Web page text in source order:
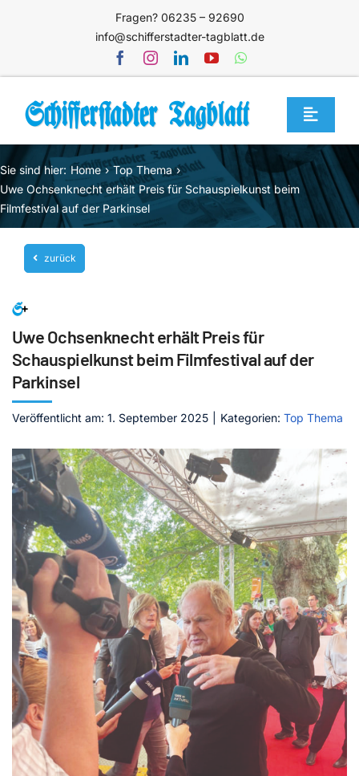
Fragen? 06235 – 92690
info@schifferstadter-tagblatt.de
Toggle
Home
Themen
Blog
Unternehmen
Mediathek
Jetzt abonnieren
Kontakt
Sie sind hier: Home
Top Thema
Uwe Ochsenknecht erhält Preis für Schauspielkunst beim
Filmfestival auf der Parkinsel
zurück
Uwe Ochsenknecht erhält Preis für
Schauspielkunst beim Filmfestival auf der
Parkinsel
Veröffentlicht am: 1. September 2025 Kategorien: Top Thema